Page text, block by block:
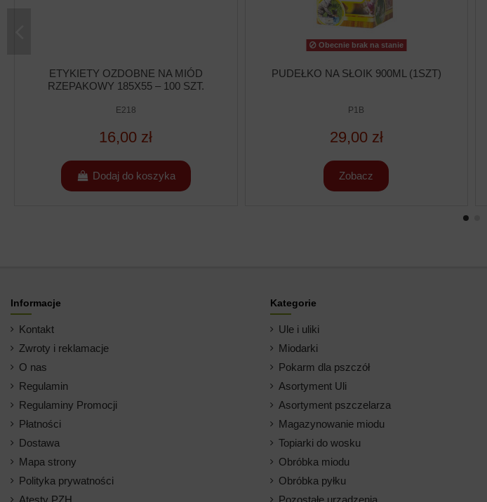
ETYKIETY OZDOBNE NA MIÓD
RZEPAKOWY 185X55 – 100 SZT.
E218
16,00 zł
Dodaj do koszyka
Obecnie brak na stanie
PUDEŁKO NA SŁOIK 900ML (1SZT)
P1B
29,00 zł
Zobacz
Informacje
Kontakt
Zwroty i reklamacje
O nas
Regulamin
Regulaminy Promocji
Płatności
Dostawa
Mapa strony
Polityka prywatności
Kategorie
Ule i uliki
Miodarki
Pokarm dla pszczół
Asortyment Uli
Asortyment pszczelarza
Magazynowanie miodu
Topiarki do wosku
Obróbka miodu
Obróbka pyłku